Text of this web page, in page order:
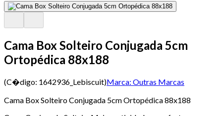
Cama Box Solteiro Conjugada 5cm
Ortopédica 88x188
(C�digo: 1642936_Lebiscuit)Marca: Outras Marcas
Cama Box Solteiro Conjugada 5cm Ortopédica 88x188